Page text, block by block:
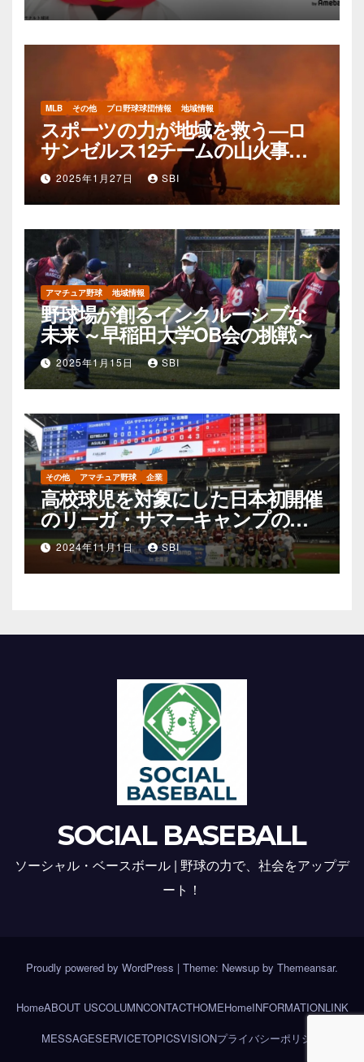
MLB その他 プロ野球球団情報 地域情報
スポーツの力が地域を救う—ロ
サンゼルス12チームの山火事支
援活動
2025年1月27日 SBI
アマチュア野球 地域情報
野球場が創るインクルーシブな
未来 ～早稲田大学OB会の挑戦～
2025年1月15日 SBI
その他 アマチュア野球 企業
高校球児を対象にした日本初開催
のリーガ・サマーキャンプの可
能性
2024年11月1日 SBI
SOCIAL BASEBALL
ソーシャル・ベースボール | 野球の力で、社会をアップデ
ート！
Proudly powered by WordPress | Theme: Newsup by Themeansar.
HomeABOUT USCOLUMNCONTACTHOMEHomeINFORMATIONLINK
MESSAGESERVICETOPICSVISIONプライバシーポリシー